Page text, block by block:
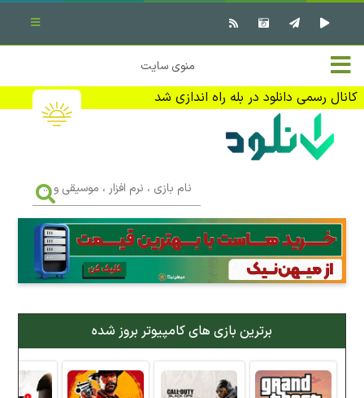
خانه
تماس با ما
تبلیغات
منوی سایت
کانال رسمی دانلود در بله راه اندازی شد
✖ بستن منو
نرم افزار کامپیوتر
بازی کامپیوتر
کتاب
جهت دریافت آخرین اخبار و اطلاعات ما را در کانال رسمی دانلود در
بله دنبال کنید (ورود)
بازی
،
نرم
افزار
،
موسیقی
...
برترین بازی های کامپیوتر بروز شده